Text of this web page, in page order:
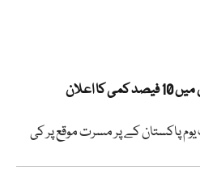
اعلان
پاکستان کے پر مسرت موقع پر کی